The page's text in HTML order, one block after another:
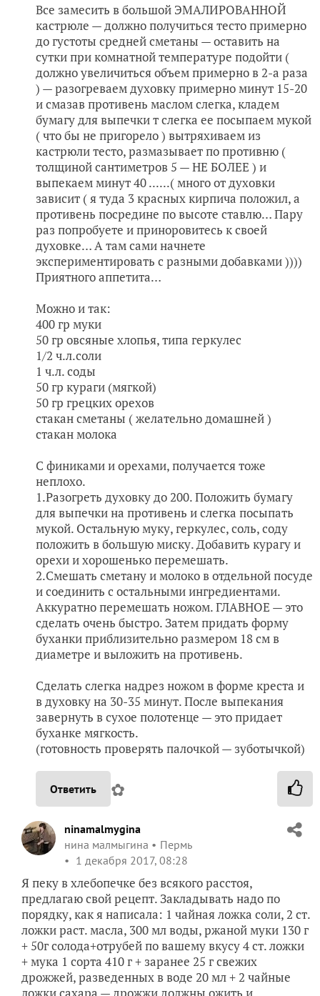
Все замесить в большой ЭМАЛИРОВАННОЙ
кастрюле — должно получиться тесто примерно
до густоты средней сметаны — оставить на
сутки при комнатной температуре подойти (
должно увеличиться объем примерно в 2-а раза
) — разогреваем духовку примерно минут 15-20
и смазав противень маслом слегка, кладем
бумагу для выпечки т слегка ее посыпаем мукой
( что бы не пригорело ) вытряхиваем из
кастрюли тесто, размазывает по противню (
толщиной сантиметров 5 — НЕ БОЛЕЕ ) и
выпекаем минут 40 ......( много от духовки
зависит ( я туда 3 красных кирпича положил, а
противень посредине по высоте ставлю… Пару
раз попробуете и приноровитесь к своей
духовке… А там сами начнете
экспериментировать с разными добавками ))))
Приятного аппетита…
Можно и так:
400 гр муки
50 гр овсяные хлопья, типа геркулес
1/2 ч.л.соли
1 ч.л. соды
50 гр кураги (мягкой)
50 гр грецких орехов
стакан сметаны ( желательно домашней )
стакан молока
С финиками и орехами, получается тоже
неплохо.
1.Разогреть духовку до 200. Положить бумагу
для выпечки на противень и слегка посыпать
мукой. Остальную муку, геркулес, соль, соду
положить в большую миску. Добавить курагу и
орехи и хорошенько перемешать.
2.Смешать сметану и молоко в отдельной посуде
и соединить с остальными ингредиентами.
Аккуратно перемешать ножом. ГЛАВНОЕ — это
сделать очень быстро. Затем придать форму
буханки приблизительно размером 18 см в
диаметре и выложить на противень.
Сделать слегка надрез ножом в форме креста и
в духовку на 30-35 минут. После выпекания
завернуть в сухое полотенце — это придает
буханке мягкость.
(готовность проверять палочкой — зуботычкой)
Ответить ✿
ninamalmygina
нина малмыгина
Пермь
1 декабря 2017, 08:28
Я пеку в хлебопечке без всякого расстоя,
предлагаю свой рецепт. Закладывать надо по
порядку, как я написала: 1 чайная ложка соли, 2 ст.
ложки раст. масла, 300 мл воды, ржаной муки 130 г
+ 50г солода+отрубей по вашему вкусу 4 ст. ложки
+ мука 1 сорта 410 г + заранее 25 г свежих
дрожжей, разведенных в воде 20 мл + 2 чайные
ложки сахара — дрожжи должны ожить и